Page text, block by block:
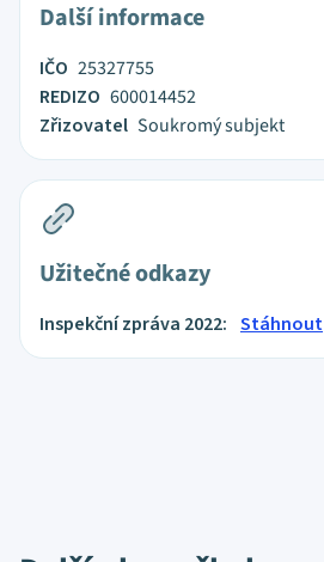
Další informace
IČO 25327755
REDIZO 600014452
Zřizovatel Soukromý subjekt
Užitečné odkazy
Inspekční zpráva 2022: Stáhnout